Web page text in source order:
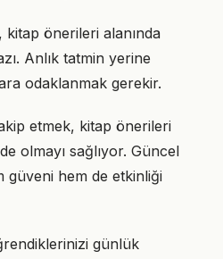
kitap önerileri alanında
Anlık tatmin yerine
odaklanmak gerekir.
etmek, kitap önerileri
olmayı sağlıyor. Güncel
güveni hem de etkinliği
günlük